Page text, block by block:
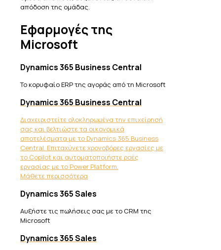
απόδοση της ομάδας.
Εφαρμογές της
Microsoft
Dynamics 365 Business Central
Το κορυφαίο ERP της αγοράς από τη Microsoft
Dynamics 365 Business Central
Διαχειριστείτε ολοκληρωμένα την επιχείρησή
σας και βελτιώστε τα οικονομικά
αποτελέσματα με το Dynamics 365 Business
Central. Επιταχύνετε χρονοβόρες εργασίες με
το Copilot και αυτοματοποιήστε ροές
εργασίας με το Power Platform.
Μάθετε περισσότερα
Dynamics 365 Sales
Αυξήστε τις πωλήσεις σας με το CRM της
Microsoft
Dynamics 365 Sales